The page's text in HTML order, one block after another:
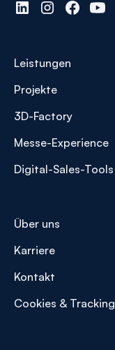
Leistungen
Projekte
3D-Factory
Messe-Experience
Digital-Sales-Tools
Über uns
Karriere
Kontakt
Cookies & Tracking